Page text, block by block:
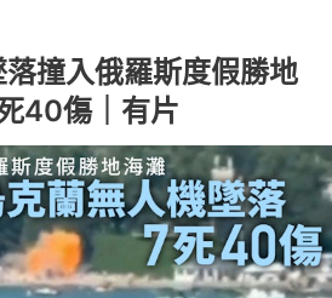
撞入俄羅斯度假勝地
40傷｜有片